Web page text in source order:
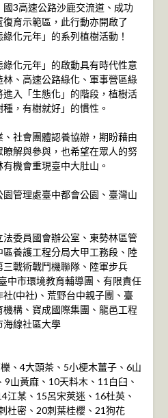
3高速公路沙鹿交流道、成功
育示範區，此行動亦開啟了
化元年」的系列植樹活動！
綠化元年」的啟動具有時代性意
、高速公路綠化、軍事營區綠
入「生態化」的階段，植樹活
，有樹就好」的慣性。
社會團體認養協辦，期盼藉由
解與參與，也希望在眾人的努
機會重現臺中大肚山。
園管理處臺中都會公園、臺灣山
法委員國會辦公室、東勢林區管
養護工程分局大甲工務段、陸
戰術戰鬥機聯隊、陸軍步兵
中市環境教育輔導團、有限責任
(中社)、荒野台中親子團、臺
構、寶成國際集團、龍邑工程
海線社區大學
、4大頭茶、5小梗木薑子、6山
山黃麻、10天料木、11白臼、
江某、15呂宋莢迷、16杜英、
杜密、20刺葉桂櫻、21狗花